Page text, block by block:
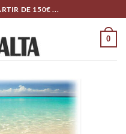
DE 150€ ...
0